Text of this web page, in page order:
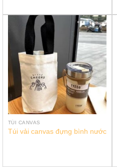
TÚI CANVAS
Túi vải canvas đựng bình nước